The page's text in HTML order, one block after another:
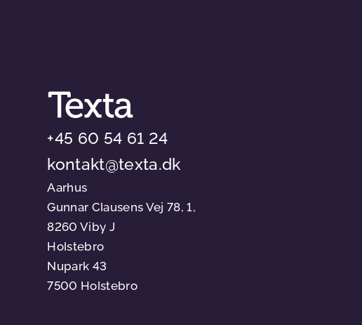
+45 60 54 61 24
kontakt@texta.dk
Aarhus
Gunnar Clausens Vej 78, 1,
8260 Viby J
Holstebro
Nupark 43
7500 Holstebro